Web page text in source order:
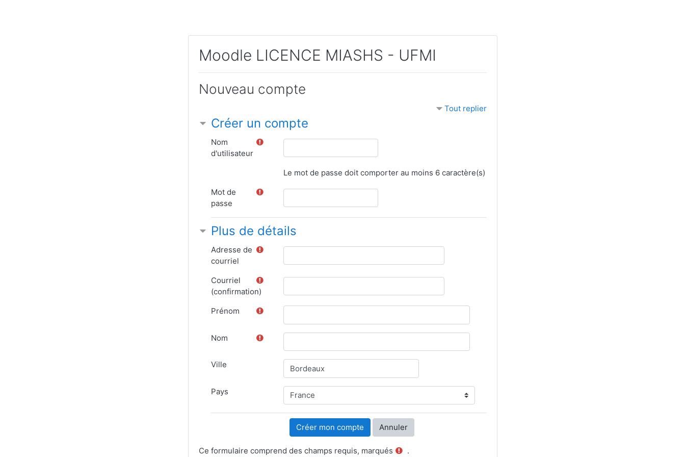
Moodle LICENCE MIASHS - UFMI
Nouveau compte
Tout replier
Créer un compte
Nom
d'utilisateur
Le mot de passe doit comporter au moins 6 caractère(s)
Mot de
passe
Plus de détails
Adresse de
courriel
Courriel
(confirmation)
Prénom
Nom
Ville
Pays
Ce formulaire comprend des champs requis, marqués .